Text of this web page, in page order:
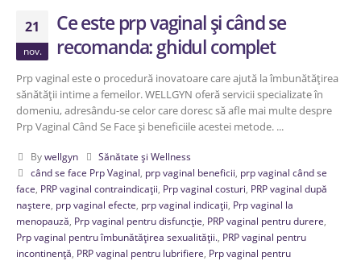
21
nov.
Ce este prp vaginal și când se
recomanda: ghidul complet
Prp vaginal este o procedură inovatoare care ajută la îmbunătățirea
sănătății intime a femeilor. WELLGYN oferă servicii specializate în
domeniu, adresându-se celor care doresc să afle mai multe despre
Prp Vaginal Când Se Face și beneficiile acestei metode. ...
Bywellgyn
Sănătate și Wellness
când se face Prp Vaginal prp vaginal beneficii prp vaginal când se
face PRP vaginal contraindicații Prp vaginal costuri PRP vaginal după
naștere prp vaginal efecte prp vaginal indicații Prp vaginal la
menopauză Prp vaginal pentru disfuncție PRP vaginal pentru durere
Prp vaginal pentru îmbunătățirea sexualității. PRP vaginal pentru
incontinență PRP vaginal pentru lubrifiere Prp vaginal pentru